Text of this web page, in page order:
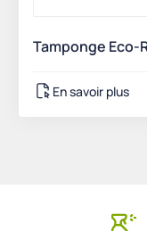
Tamponge Eco-
En savoir plus